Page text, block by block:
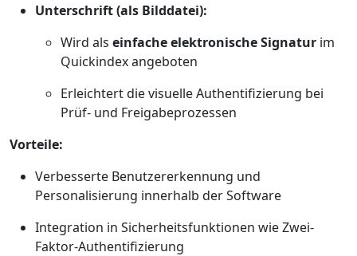
Unterschrift (als Bilddatei):
Wird als einfache elektronische Signatur im
Quickindex angeboten
Erleichtert die visuelle Authentifizierung bei
Prüf- und Freigabeprozessen
Vorteile:
Verbesserte Benutzererkennung und
Personalisierung innerhalb der Software
Integration in Sicherheitsfunktionen wie Zwei-
Faktor-Authentifizierung